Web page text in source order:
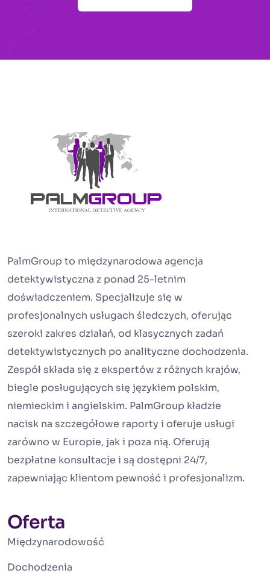
PalmGroup to międzynarodowa agencja
detektywistyczna z ponad 25-letnim
doświadczeniem. Specjalizuje się w
profesjonalnych usługach śledczych, oferując
szeroki zakres działań, od klasycznych zadań
detektywistycznych po analityczne dochodzenia.
Zespół składa się z ekspertów z różnych krajów,
biegle posługujących się językiem polskim,
niemieckim i angielskim. PalmGroup kładzie
nacisk na szczegółowe raporty i oferuje usługi
zarówno w Europie, jak i poza nią. Oferują
bezpłatne konsultacje i są dostępni 24/7,
zapewniając klientom pewność i profesjonalizm.
Oferta
Międzynarodowość
Dochodzenia